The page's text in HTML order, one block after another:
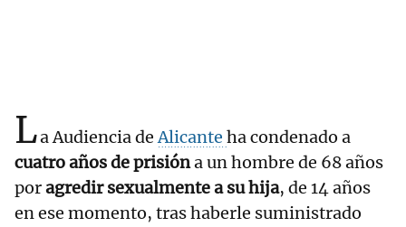
La Audiencia deAlicante ha condenado a
cuatro años de prisióna un hombre de 68 años
poragredir sexualmente a su hija, de 14 años
en ese momento, tras haberle suministrado